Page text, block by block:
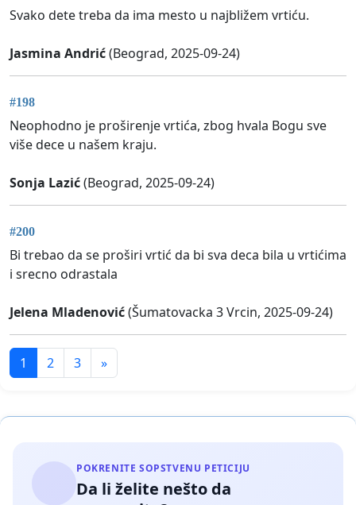
Svako dete treba da ima mesto u najbližem vrtiću.
Jasmina Andrić(Beograd, 2025-09-24)
#198
Neophodno je proširenje vrtića, zbog hvala Bogu sve
više dece u našem kraju.
Sonja Lazić(Beograd, 2025-09-24)
#200
Bi trebao da se proširi vrtić da bi sva deca bila u vrtićima
i srecno odrastala
Jelena Mladenović(Šumatovacka 3 Vrcin, 2025-09-24)
1 2 3 »
POKRENITE SOPSTVENU PETICIJU
Da li želite nešto da